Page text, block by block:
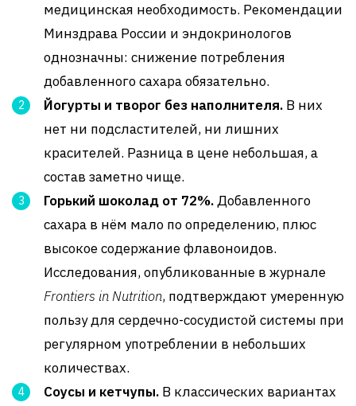
медицинская необходимость. Рекомендации
Минздрава России и эндокринологов
однозначны: снижение потребления
добавленного сахара обязательно.
Йогурты и творог без наполнителя. В них
нет ни подсластителей, ни лишних
красителей. Разница в цене небольшая, а
состав заметно чище.
Горький шоколад от 72%.Добавленного
сахара в нём мало по определению, плюс
высокое содержание флавоноидов.
Исследования, опубликованные в журнале
Frontiers in Nutrition, подтверждают умеренную
пользу для сердечно-сосудистой системы при
регулярном употреблении в небольших
количествах.
Соусы и кетчупы. В классических вариантах